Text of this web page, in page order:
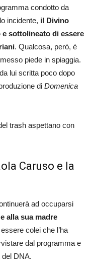
condotto da
incidente, il Divino
sottolineato di essere
. Qualcosa, però, è
piede in spiaggia.
lui scritta poco dopo
di Domenica
trash aspettano con
Caruso e la
ad occuparsi
alla sua madre
colei che l’ha
dal programma e
DNA.